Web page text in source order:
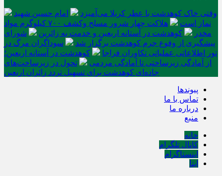
وقتی خاک کوهدشت با عطر کربلا می‌آمیزد
امام حسین شهید
نماز است
هلاکت چهار شرور مسلح وکشف ۷۰۰ کیلوگرم مواد
مخدر
کوهدشت در آستانه اربعین و خدمت‌ به زائرین
شورای
پیشگیری از وقوع جرم کوهدشت برگزار شد
سوداگران مرگ در
تور اطلاعاتی عملیاتی تکاوران فراجا
کوهدشت در آستانه اربعین؛
از آمادگی زیرساختی تا آمادگی مردمی
تحول در زیرساخت‌های
جاده‌ای کوهدشت برای تسهیل تردد زائران اربعین
پیوندها
تماس با ما
درباره ما
منبع
خانه
کانال تلگرام
اینستاگرام
ایتا